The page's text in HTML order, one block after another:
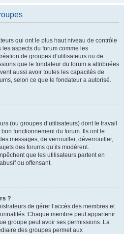
qui ont le plus haut niveau de contrôle
aspects du forum comme les
de groupes d’utilisateurs ou de
que le fondateur du forum a attribuées
aussi avoir toutes les capacités de
selon ce que le fondateur a autorisé.
(ou groupes d’utilisateurs) dont le travail
fonctionnement du forum. Ils ont le
messages, de verrouiller, déverrouiller,
des forums qu’ils modèrent.
que les utilisateurs partent en
ou offensant.
?
de gérer l’accès des membres et
Chaque membre peut appartenir
groupe peut avoir ses permissions. La
des groupes permet aux